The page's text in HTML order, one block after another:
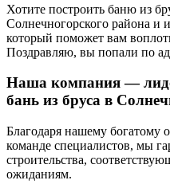
Хотите построить баню из
Солнечногорского района и
который поможет вам
Поздравляю, вы попали по
Наша компания —
бань из бруса в
Благодаря нашему богатому
команде специалистов, мы
строительства,
ожиданиям.